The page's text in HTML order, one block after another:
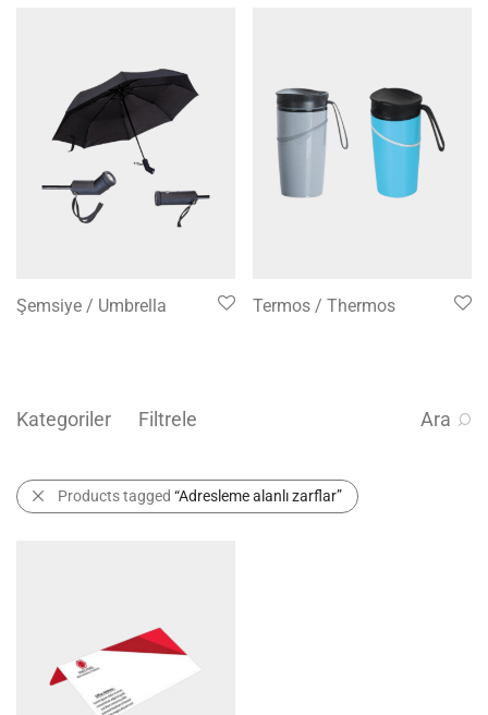
Şemsiye / Umbrella Termos / Thermos
Kategoriler Filtrele Ara
Products tagged “Adresleme alanlı zarflar”